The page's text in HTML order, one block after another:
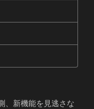
、新機能を見逃さな